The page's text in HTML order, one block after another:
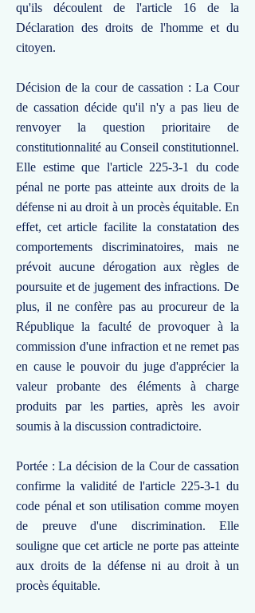
qu'ils découlent de l'article 16 de la
Déclaration des droits de l'homme et du
citoyen.
Décision de la cour de cassation : La Cour
de cassation décide qu'il n'y a pas lieu de
renvoyer la question prioritaire de
constitutionnalité au Conseil constitutionnel.
Elle estime que l'article 225-3-1 du code
pénal ne porte pas atteinte aux droits de la
défense ni au droit à un procès équitable. En
effet, cet article facilite la constatation des
comportements discriminatoires, mais ne
prévoit aucune dérogation aux règles de
poursuite et de jugement des infractions. De
plus, il ne confère pas au procureur de la
République la faculté de provoquer à la
commission d'une infraction et ne remet pas
en cause le pouvoir du juge d'apprécier la
valeur probante des éléments à charge
produits par les parties, après les avoir
soumis à la discussion contradictoire.
Portée : La décision de la Cour de cassation
confirme la validité de l'article 225-3-1 du
code pénal et son utilisation comme moyen
de preuve d'une discrimination. Elle
souligne que cet article ne porte pas atteinte
aux droits de la défense ni au droit à un
procès équitable.